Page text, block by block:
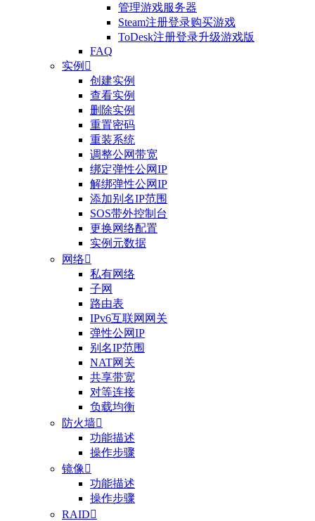
管理游戏服务器
Steam注册登录购买游戏
ToDesk注册登录升级游戏版
FAQ
实例 
创建实例
查看实例
删除实例
重置密码
重装系统
调整公网带宽
绑定弹性公网IP
解绑弹性公网IP
添加别名IP范围
SOS带外控制台
更换网络配置
实例元数据
网络
私有网络
子网
路由表
IPv6互联网网关
弹性公网IP
别名IP范围
NAT网关
共享带宽
对等连接
负载均衡
防火墙
功能描述
操作步骤
镜像
功能描述
操作步骤
RAID